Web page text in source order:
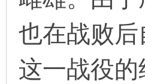
也在战败后
这一战役